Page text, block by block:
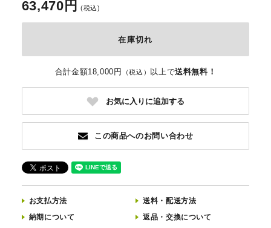
63,470円 (税込)
在庫切れ
合計金額18,000円 （税込） 以上で送料無料！
お気に入りに追加する
この商品へのお問い合わせ
お支払方法 送料 ・ 配送方法
納期について
返品 ・ 交換について